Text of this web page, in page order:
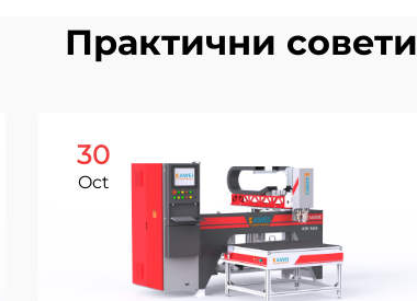
Практични совети
30
Oct